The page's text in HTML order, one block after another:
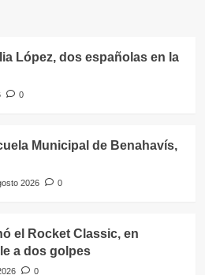
López, dos españolas en la
0
Municipal de Benahavís,
2026
0
el Rocket Classic, en
a dos golpes
0